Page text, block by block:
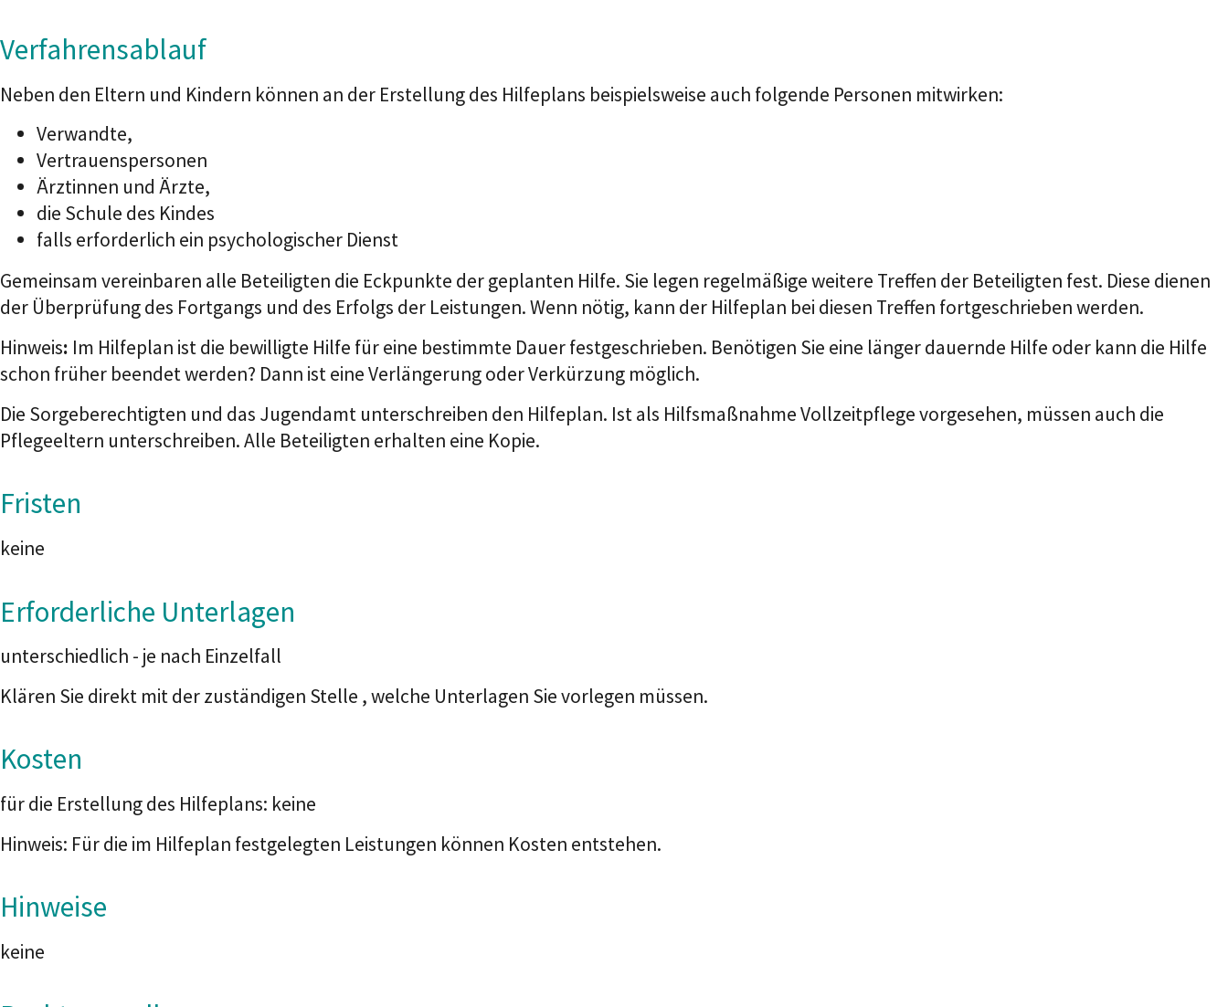
Verfahrensablauf
Neben den Eltern und Kindern können an der Erstellung des Hilfeplans beispielsweise auch folgende Personen mitwirken:
Verwandte,
Vertrauenspersonen
Ärztinnen und Ärzte,
die Schule des Kindes
falls erforderlich ein psychologischer Dienst
Gemeinsam vereinbaren alle Beteiligten die Eckpunkte der geplanten Hilfe. Sie legen regelmäßige weitere Treffen der Beteiligten fest. Diese dienen
der Überprüfung des Fortgangs und des Erfolgs der Leistungen. Wenn nötig, kann der Hilfeplan bei diesen Treffen fortgeschrieben werden.
Hinweis: Im Hilfeplan ist die bewilligte Hilfe für eine bestimmte Dauer festgeschrieben. Benötigen Sie eine länger dauernde Hilfe oder kann die Hilfe
schon früher beendet werden? Dann ist eine Verlängerung oder Verkürzung möglich.
Die Sorgeberechtigten und das Jugendamt unterschreiben den Hilfeplan. Ist als Hilfsmaßnahme Vollzeitpflege vorgesehen, müssen auch die
Pflegeeltern unterschreiben. Alle Beteiligten erhalten eine Kopie.
Fristen
keine
Erforderliche Unterlagen
unterschiedlich - je nach Einzelfall
Klären Sie direkt mit der zuständigen Stelle , welche Unterlagen Sie vorlegen müssen.
Kosten
für die Erstellung des Hilfeplans: keine
Hinweis: Für die im Hilfeplan festgelegten Leistungen können Kosten entstehen.
Hinweise
keine